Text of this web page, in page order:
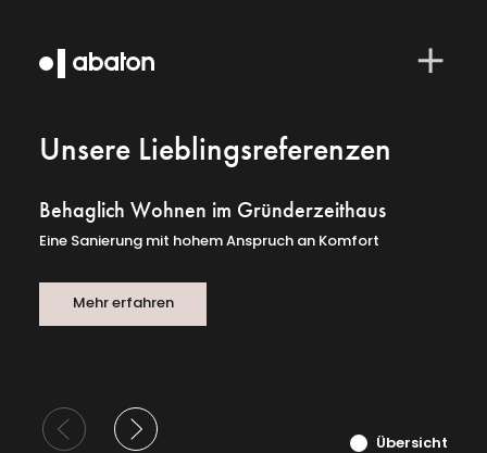
Unsere Lieblingsreferenzen
Behaglich Wohnen im Gründerzeithaus
Eine Sanierung mit hohem Anspruch an Komfort
Mehr erfahren
Übersicht